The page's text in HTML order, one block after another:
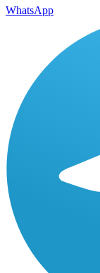
WhatsApp